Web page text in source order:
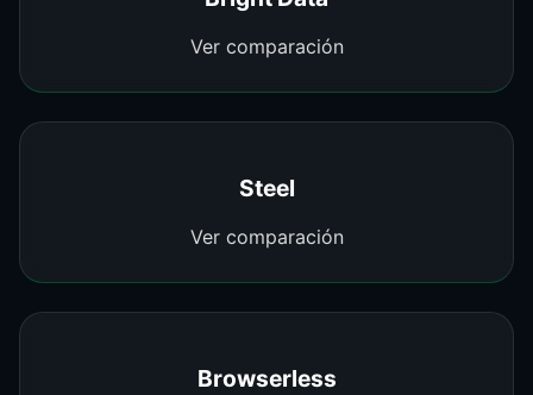
Ver comparación
Steel
Ver comparación
Browserless